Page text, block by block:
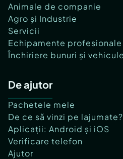
Animale de companie
Agro și Industrie
Servicii
Echipamente
Închiriere bunuri și vehicule
De ajutor
Pachetele mele
De ce să vinzi pe lajumate?
Aplicații: Android și iOS
Verificare telefon
Ajutor